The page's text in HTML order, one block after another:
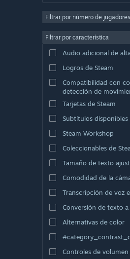
Filtrar por número de jugadores
Filtrar por característica
Audio adicional de
Logros de Steam
Compatibilidad con
detección de
Tarjetas de Steam
Subtítulos disponibles
Steam Workshop
Coleccionables de
Tamaño de texto
Comodidad de la
Transcripción de voz
Conversión de texto
Alternativas de color
Controles de